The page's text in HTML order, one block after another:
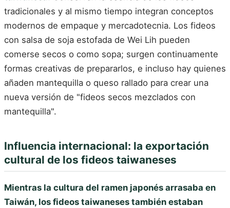
tradicionales y al mismo tiempo integran conceptos
modernos de empaque y mercadotecnia. Los fideos
con salsa de soja estofada de Wei Lih pueden
comerse secos o como sopa; surgen continuamente
formas creativas de prepararlos, e incluso hay quienes
añaden mantequilla o queso rallado para crear una
nueva versión de "fideos secos mezclados con
mantequilla".
Influencia internacional: la exportación
cultural de los fideos taiwaneses
Mientras la cultura del ramen japonés arrasaba en
Taiwán, los fideos taiwaneses también estaban